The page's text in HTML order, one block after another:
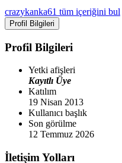
crazykanka61 tüm içeriğini bul
Profil Bilgileri
Profil Bilgileri
Yetki afişleri
Kayıtlı Üye
Katılım
19 Nisan 2013
Kullanıcı başlık
Son görülme
12 Temmuz 2026
İletişim Yolları